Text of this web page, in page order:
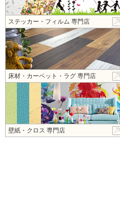
ステッカー・フィルム 専門店
床材・カーペット・ラグ 専門店
壁紙・クロス 専門店